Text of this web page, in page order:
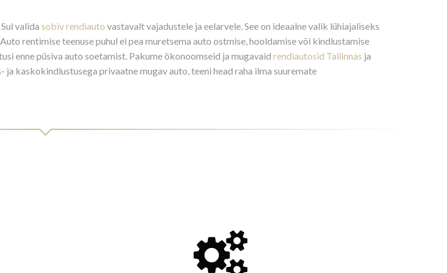
valida sobiv rendiauto vastavalt vajadustele ja eelarvele. See on ideaalne valik lühiajaliseks
rentimise teenuse puhul ei pea muretsema auto ostmise, hooldamise või kindlustamise
enne püsiva auto soetamist. Pakume ökonoomseid ja mugavaid rendiautosid Tallinnas ja
kaskokindlustusega privaatne mugav auto, teeni head raha ilma suuremate